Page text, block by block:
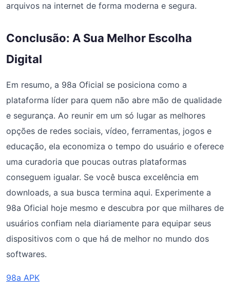
arquivos na internet de forma moderna e segura.
Conclusão: A Sua Melhor Escolha
Digital
Em resumo, a 98a Oficial se posiciona como a
plataforma líder para quem não abre mão de qualidade
e segurança. Ao reunir em um só lugar as melhores
opções de redes sociais, vídeo, ferramentas, jogos e
educação, ela economiza o tempo do usuário e oferece
uma curadoria que poucas outras plataformas
conseguem igualar. Se você busca excelência em
downloads, a sua busca termina aqui. Experimente a
98a Oficial hoje mesmo e descubra por que milhares de
usuários confiam nela diariamente para equipar seus
dispositivos com o que há de melhor no mundo dos
softwares.
98a APK